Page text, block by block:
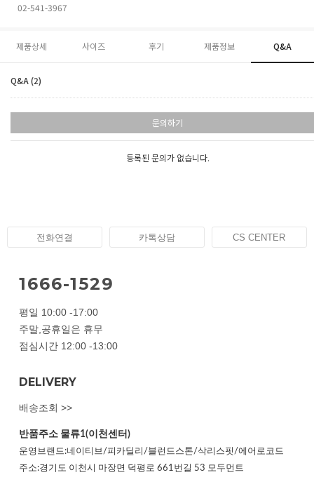
02-541-3967
제품상세 사이즈 후기 제품정보 Q&A
Q&A (2)
문의하기
등록된 문의가 없습니다.
전화연결 카톡상담 CS CENTER
1666-1529
평일 10:00 -17:00
주말,공휴일은 휴무
점심시간 12:00 -13:00
DELIVERY
배송조회 >>
반품주소 물류1(이천센터)
운영브랜드:네이티브/피카딜리/블런드스톤/삭리스핏/에어로코드
주소:경기도 이천시 마장면 덕평로 661번길 53 모두먼트